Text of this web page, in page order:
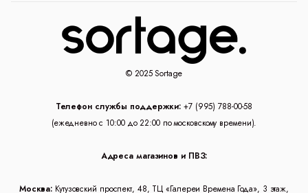
© 2025 Sortage
Телефон службы поддержки: +7 (995) 788-00-58
(ежедневно с 10:00 до 22:00 по московскому времени).
Адреса магазинов и ПВЗ:
Москва: Кутузовский проспект, 48, ТЦ «Галереи Времена Года», 3 этаж,